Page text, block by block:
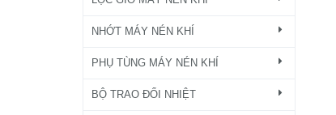
NHỚT MÁY NÉN KHÍ
PHỤ TÙNG MÁY NÉN KHÍ
BỘ TRAO ĐỔI NHIỆT